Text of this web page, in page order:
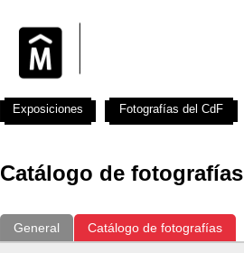
Catálogo de fotografías
General Catálogo de fotografías
Exposiciones Fotografías del CdF